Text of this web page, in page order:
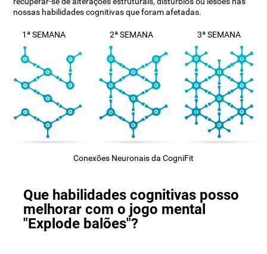
nossas habilidades cognitivas que foram afetadas.
1ª SEMANA 2ª SEMANA 3ª SEMANA
Conexões Neuronais da CogniFit
Que habilidades cognitivas posso
melhorar com o jogo mental
"Explode balões"?